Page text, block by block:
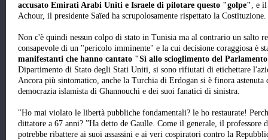
accusato Emirati Arabi Uniti e Israele di pilotare questo "golpe", e il
Achour, il presidente Saïed ha scrupolosamente rispettato la Costituzione.
Non c'è quindi nessun colpo di stato in Tunisia ma al contrario un salto
consapevole di un "pericolo imminente" e la cui decisione coraggiosa è
manifestanti che hanno cantato "Sì allo scioglimento del
Dipartimento di Stato degli Stati Uniti, si sono rifiutati di etichettare
Ancora più sintomatico, anche la Turchia di Erdogan si è finora astenuta
democrazia islamista di Ghannouchi e dei suoi fanatici di sinistra.
"Ho mai violato le libertà pubbliche fondamentali? le ho restaurate!
dittatore a 67 anni? ”Ha detto de Gaulle. Come il generale, il
potrebbe ribattere ai suoi assassini e ai veri cospiratori contro la